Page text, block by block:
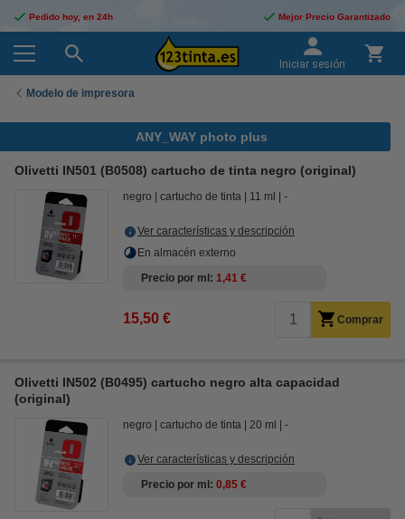
Pedido hoy, en 24h Mejor Precio Garantizado
Iniciar sesión
Modelo de impresora
ANY_WAY photo plus
Olivetti IN501 (B0508) cartucho de tinta negro (original)
negro cartucho de tinta 11 ml -
Ver características y descripción
En almacén externo
Precio por ml
1,41 €
15,50 € Comprar
Olivetti IN502 (B0495) cartucho negro alta capacidad
(original)
negro cartucho de tinta 20 ml -
Ver características y descripción
Precio por ml
0,85 €